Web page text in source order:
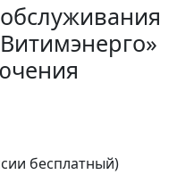
бесплатный)